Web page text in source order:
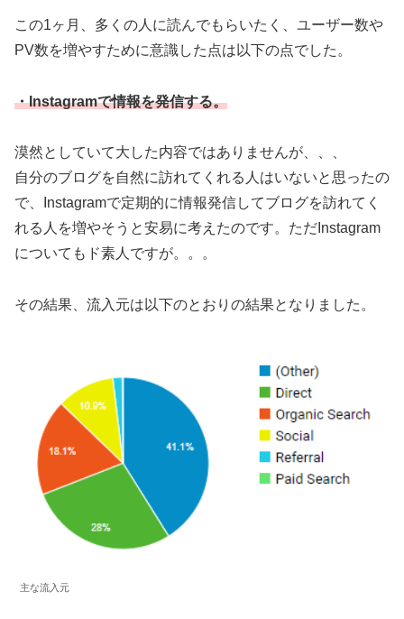
この1ヶ月、多くの人に読んでもらいたく、ユーザー数や
PV数を増やすために意識した点は以下の点でした。
・Instagramで情報を発信する。
漠然としていて大した内容ではありませんが、、、
自分のブログを自然に訪れてくれる人はいないと思ったの
で、Instagramで定期的に情報発信してブログを訪れてく
れる人を増やそうと安易に考えたのです。ただInstagram
についてもド素人ですが。。。
その結果、流入元は以下のとおりの結果となりました。
主な流入元